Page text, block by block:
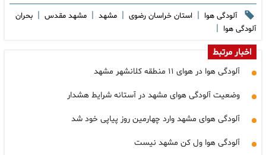
آلودگی هوا | استان خراسان رضوی | مشهد | مشهد مقدس | بحران
آلودگی هوا |
اخبار مرتبط
آلودگی هوا در هوای ۱۱ منطقه کلانشهر مشهد
وضعیت آلودگی هوای مشهد در آستانه شرایط هشدار
آلودگی هوای مشهد وارد چهارمین روز پیاپی خود شد
آلودگی هوا ول کن مشهد نیست